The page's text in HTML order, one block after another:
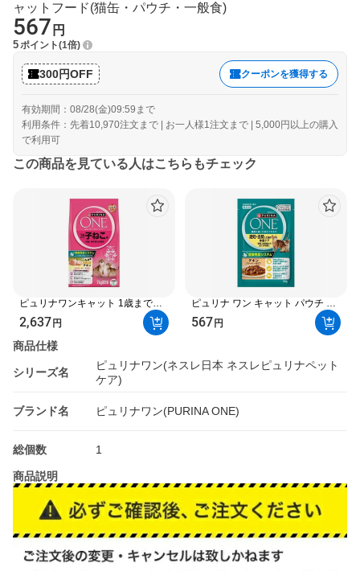
ャットフード(猫缶・パウチ・一般食)
567 円
5ポイント 1倍
300円OFF クーポンを獲得する
有効期間：08/28(金)09:59まで
利用条件：先着10,970注文まで | お一人様1注文まで | 5,000円以上の購入
で利用可
この商品を見ている人はこちらもチェック
ピュリナワンキャット 1歳まで子
猫／妊娠授乳期母猫チキン
2kg(500g*4袋) 【ピュリナワン
(PURINA ONE)】 プレミアム・キ
ャットフード
2,637円
ピュリナ ワン キャット パウチ 避
妊去勢した猫の体重ケア 50g 【ピ
ュリナワン(PURINA ONE)】 キャ
567円
商品仕様
シリーズ名
ピュリナワン(ネスレ日本 ネスレピュリナペット
ケア)
ブランド名 ピュリナワン(PURINA ONE)
総個数 1
商品説明